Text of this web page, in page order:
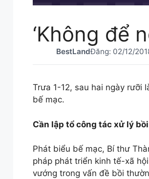
‘Không để
BestLandĐăng: 02/12/
Trưa 1-12, sau hai ngày rưỡi
bế mạc.
Cần lập tổ công tác xử lý
Phát biểu bế mạc, Bí thư
pháp phát triển kinh tế-xã
vướng trong vấn đề bồi